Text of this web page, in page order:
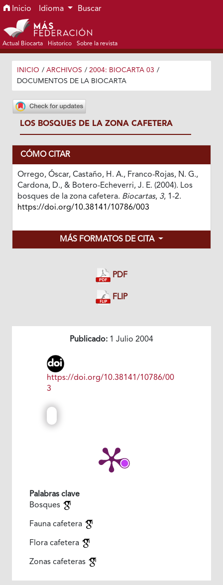
Ir al menú de navegación principal
Ir al contenido principal
Ir al pie de página del sitio
Inicio Idioma Buscar
Actual Biocarta Historico Sobre la revista
INICIO / ARCHIVOS / 2004: BIOCARTA 03 /
DOCUMENTOS DE LA BIOCARTA
LOS BOSQUES DE LA ZONA CAFETERA
CÓMO CITAR
Orrego, Óscar, Castaño, H. A., Franco-Rojas, N. G.,
Cardona, D., & Botero-Echeverri, J. E. (2004). Los
bosques de la zona cafetera. Biocartas, 3, 1-2.
https://doi.org/10.38141/10786/003
MÁS FORMATOS DE CITA
PDF
FLIP
Publicado: 1 Julio 2004
https://doi.org/10.38141/10786/00
3
Palabras clave
Bosques
Fauna cafetera
Flora cafetera
Zonas cafeteras